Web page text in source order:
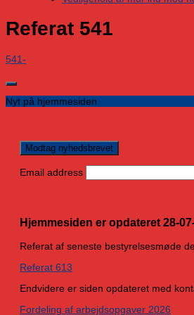
Referat 541
541-
Nyt på hjemmesiden
Email address
Hjemmesiden er opdateret 28-
Referat af seneste bestyrelsesmøde
Referat 613
Endvidere er siden opdateret med
Fordeling af arbejdsopgaver 2026